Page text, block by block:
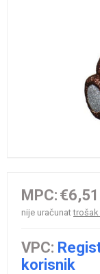
MPC: €6,51
nije uračunat
VPC:
korisnik